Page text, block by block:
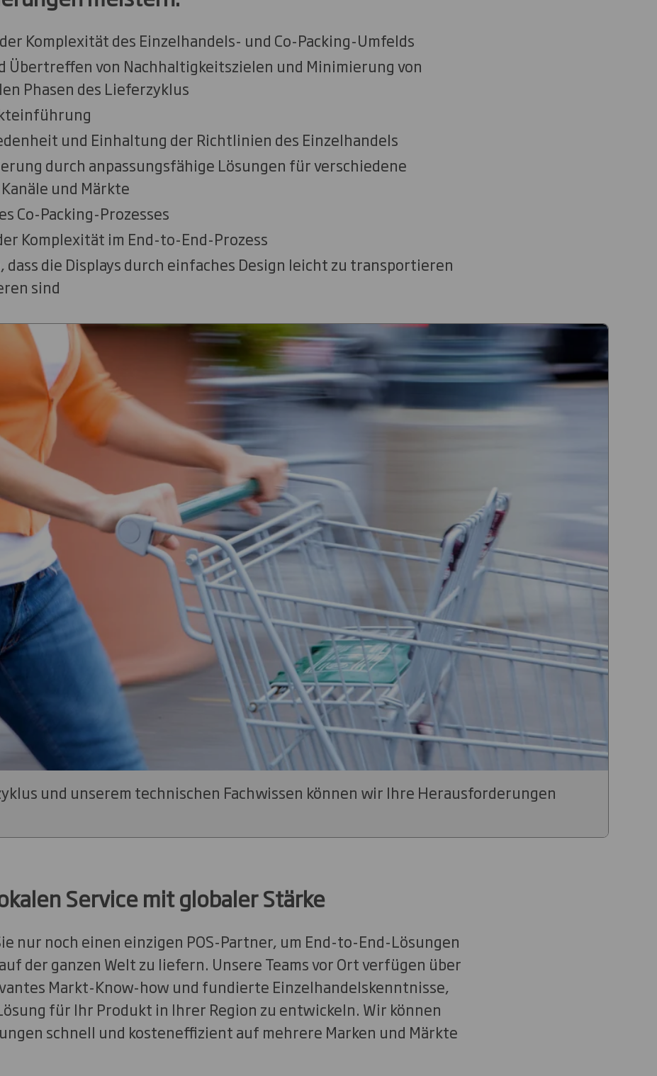
Komplexität des Einzelhandels- und Co-Packing-Umfelds
Übertreffen von Nachhaltigkeitszielen und Minimierung von
Phasen des Lieferzyklus
und Einhaltung der Richtlinien des Einzelhandels
durch anpassungsfähige Lösungen für verschiedene
und Märkte
Co-Packing-Prozesses
Komplexität im End-to-End-Prozess
dass die Displays durch einfaches Design leicht zu transportieren
sind
und unserem technischen Fachwissen können wir Ihre Herausforderungen
Service mit globaler Stärke
nur noch einen einzigen POS-Partner, um End-to-End-Lösungen
der ganzen Welt zu liefern. Unsere Teams vor Ort verfügen über
Markt-Know-how und fundierte Einzelhandelskenntnisse,
für Ihr Produkt in Ihrer Region zu entwickeln. Wir können
schnell und kosteneffizient auf mehrere Marken und Märkte